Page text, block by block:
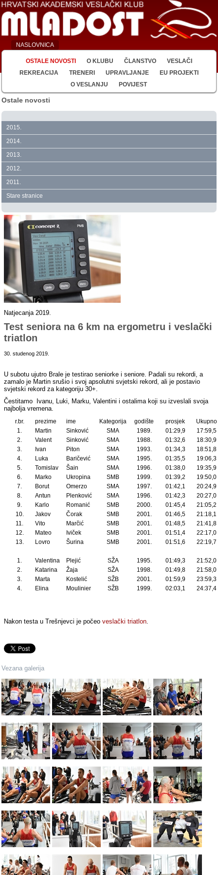
NASLOVNICA
OSTALE NOVOSTI O KLUBU ČLANSTVO
VESLAČI
REKREACIJA
TRENERI UPRAVLJANJE
EU PROJEKTI
O VESLANJU
POVIJEST
Ostale novosti
2015.
2014.
2013.
2012.
2011.
Stare stranice
Natjecanja 2019.
Test seniora na 6 km na ergometru i veslački
triatlon
30. studenog 2019.
U subotu ujutro Brale je testirao seniorke i seniore. Padali su rekordi, a
zamalo je Martin srušio i svoj apsolutni svjetski rekord, ali je postavio
svjetski rekord za kategoriju 30+.
Čestitamo Ivanu, Luki, Marku, Valentini i ostalima koji su izveslali svoja
najbolja vremena.
r.br. prezime ime Kategorija godište prosjek
Ukupno
1.
Martin Sinković SMA 1989. 01:29,9
17:59,5
2.
Valent Sinković SMA 1988. 01:32,6
18:30,9
3.
Ivan Piton SMA 1993. 01:34,3
18:51,8
4.
Luka Baričević SMA 1995. 01:35,5
19:06,3
5.
Tomislav Šain SMA 1996. 01:38,0
19:35,9
6.
Marko Ukropina SMB 1999. 01:39,2
19:50,0
7.
Borut Omerzo SMA 1997. 01:42,1
20:24,9
8.
Antun Plenković SMA 1996. 01:42,3
20:27,0
9.
Karlo Romanić SMB 2000. 01:45,4
21:05,2
10.
Jakov Čorak SMB 2001. 01:46,5
21:18,1
11.
Vito Marčić SMB 2001. 01:48,5
21:41,8
12.
Mateo Iviček SMB 2001. 01:51,4
22:17,0
13.
Lovro Šurina SMB 2001. 01:51,6 22:19,7
1. Valentina Plejić SŽA 1995. 01:49,3
21:52,0
2.
Katarina Žaja SŽA 1998. 01:49,8
21:58,0
3.
Marta Kostelić SŽB 2001. 01:59,9
23:59,3
4.
Elina Moulinier SŽB 1999. 02:03,1 24:37,4
Nakon testa u Trešnjevci je počeoveslački triatlon.
Vezana galerija